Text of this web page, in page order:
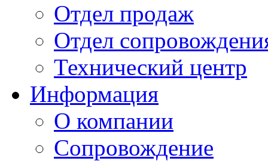
Отдел продаж
Отдел
Технический центр
Информация
О компании
Сопровождение